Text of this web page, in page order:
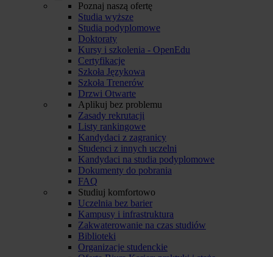
Poznaj naszą ofertę
Studia wyższe
Studia podyplomowe
Doktoraty
Kursy i szkolenia - OpenEdu
Certyfikacje
Szkoła Językowa
Szkoła Trenerów
Drzwi Otwarte
Aplikuj bez problemu
Zasady rekrutacji
Listy rankingowe
Kandydaci z zagranicy
Studenci z innych uczelni
Kandydaci na studia podyplomowe
Dokumenty do pobrania
FAQ
Studiuj komfortowo
Uczelnia bez barier
Kampusy i infrastruktura
Zakwaterowanie na czas studiów
Biblioteki
Organizacje studenckie